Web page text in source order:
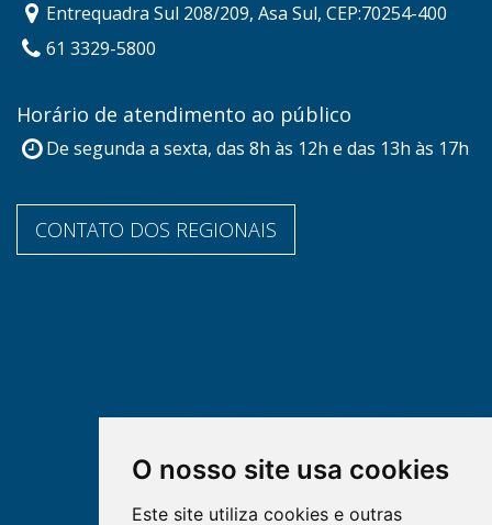
O nosso site usa cookies
Este site utiliza cookies e outras
Entrequadra Sul 208/209, Asa Sul, CEP:70254-400
61 3329-5800
Horário de atendimento ao público
De segunda a sexta, das 8h às 12h e das 13h às 17h
CONTATO DOS REGIONAIS